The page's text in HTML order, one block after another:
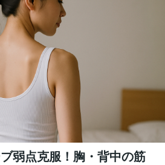
弱点克服！胸・背中の筋